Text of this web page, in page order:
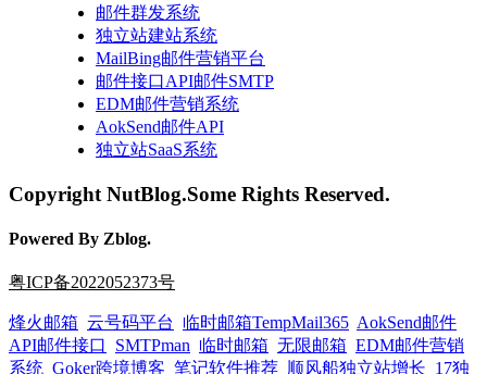
邮件群发系统
独立站建站系统
MailBing邮件营销平台
邮件接口API邮件SMTP
EDM邮件营销系统
AokSend邮件API
独立站SaaS系统
Copyright NutBlog.Some Rights Reserved.
Powered By Zblog.
粤ICP备2022052373号
烽火邮箱 云号码平台 临时邮箱TempMail365 AokSend邮件
API邮件接口
SMTPman 临时邮箱 无限邮箱 EDM邮件营销
系统 Goker跨境博客 笔记软件推荐 顺风船独立站增长 17独